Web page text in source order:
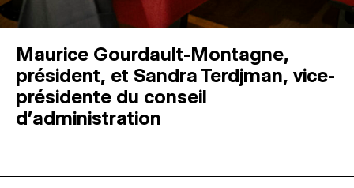
Maurice Gourdault-Montagne,
président, et Sandra Terdjman, vice-
présidente du conseil
d’administration